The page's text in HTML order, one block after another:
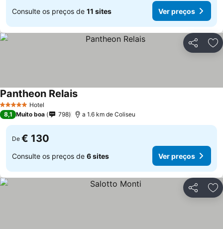
Consulte os preços de 11 sites Ver preços
Partilhar
5 Estrelas Hotel
Pantheon Relais
8,1 Muito boa 798 a 1.6 km de Coliseu
De € 130
Consulte os preços de 6 sites Ver preços
Partilhar